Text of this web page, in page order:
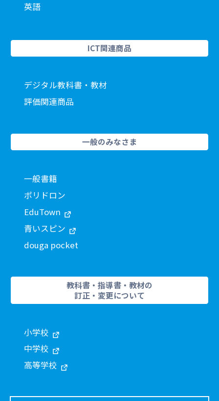
英語
ICT関連商品
デジタル教科書・教材
評価関連商品
一般のみなさま
一般書籍
ポリドロン
EduTown
青いスピン
douga pocket
教科書・指導書・教材の
訂正・変更について
小学校
中学校
高等学校